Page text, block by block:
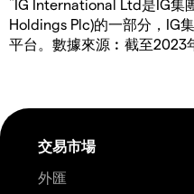
IG International Ltd是IG集
Holdings Plc)的一部分，IG
平台。數據來源︰截至2023
交易市場
外匯